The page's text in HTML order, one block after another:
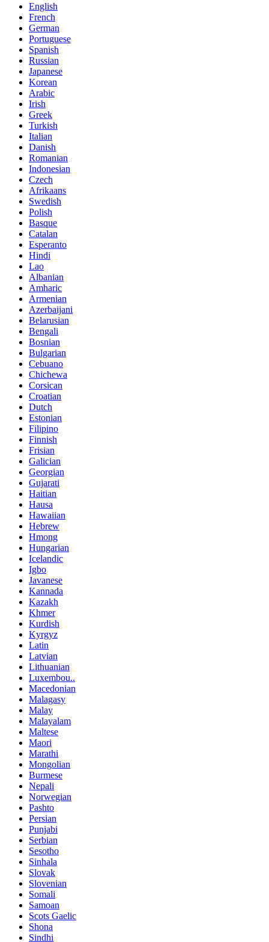
English
French
German
Portuguese
Spanish
Russian
Japanese
Korean
Arabic
Irish
Greek
Turkish
Italian
Danish
Romanian
Indonesian
Czech
Afrikaans
Swedish
Polish
Basque
Catalan
Esperanto
Hindi
Lao
Albanian
Amharic
Armenian
Azerbaijani
Belarusian
Bengali
Bosnian
Bulgarian
Cebuano
Chichewa
Corsican
Croatian
Dutch
Estonian
Filipino
Finnish
Frisian
Galician
Georgian
Gujarati
Haitian
Hausa
Hawaiian
Hebrew
Hmong
Hungarian
Icelandic
Igbo
Javanese
Kannada
Kazakh
Khmer
Kurdish
Kyrgyz
Latin
Latvian
Lithuanian
Luxembou..
Macedonian
Malagasy
Malay
Malayalam
Maltese
Maori
Marathi
Mongolian
Burmese
Nepali
Norwegian
Pashto
Persian
Punjabi
Serbian
Sesotho
Sinhala
Slovak
Slovenian
Somali
Samoan
Scots Gaelic
Shona
Sindhi